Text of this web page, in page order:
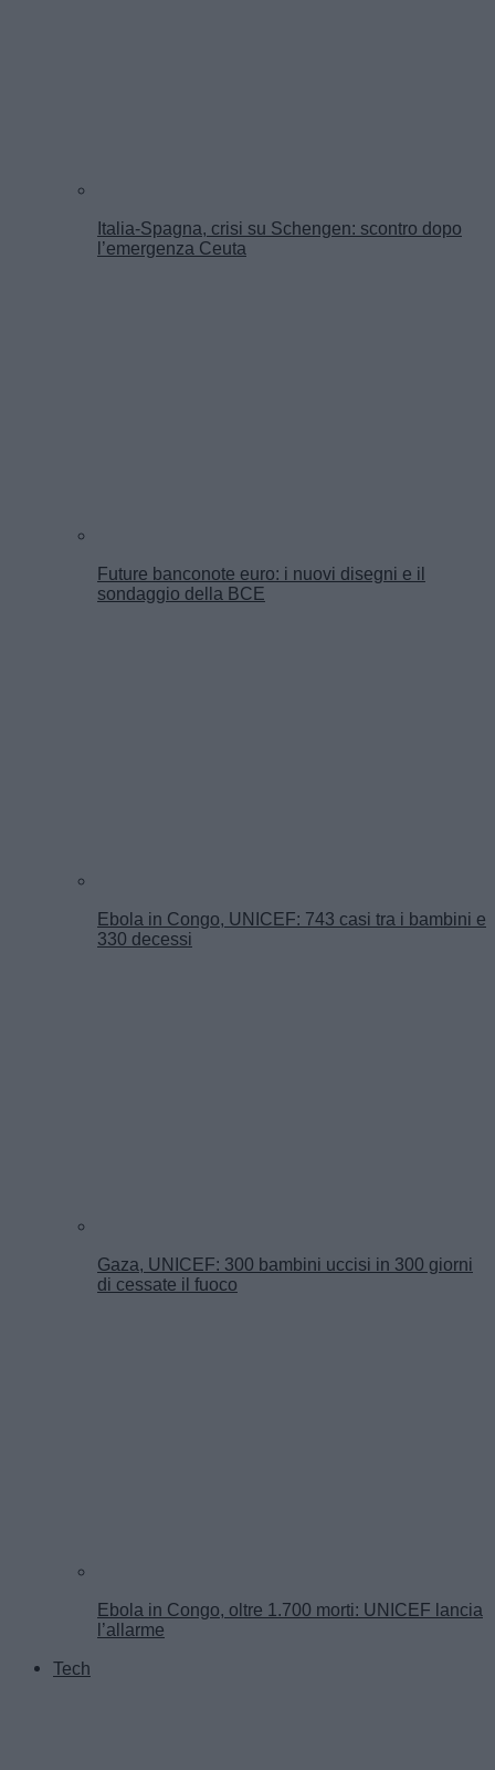
Italia-Spagna, crisi su Schengen: scontro dopo
l’emergenza Ceuta
Future banconote euro: i nuovi disegni e il
sondaggio della BCE
Ebola in Congo, UNICEF: 743 casi tra i bambini e
330 decessi
Gaza, UNICEF: 300 bambini uccisi in 300 giorni
di cessate il fuoco
Ebola in Congo, oltre 1.700 morti: UNICEF lancia
l’allarme
Tech